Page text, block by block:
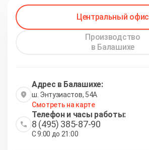
Центральный офис
Производство
в Балашихе
Адрес в Балашихе:
ш. Энтузиастов, 54А
Смотреть на карте
Телефон и часы работы:
8 (495) 385-87-90
С 9:00 до 21:00